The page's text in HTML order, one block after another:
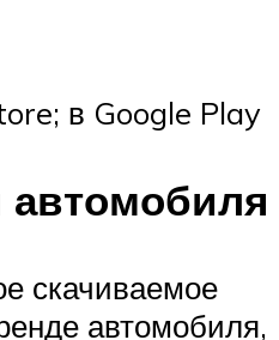
в Google Play
скачиваемое
автомобиля,